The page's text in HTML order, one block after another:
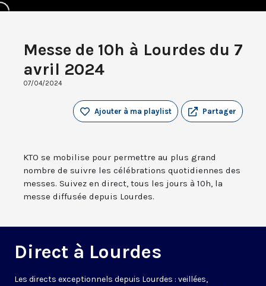
Messe de 10h à Lourdes du 7
avril 2024
07/04/2024
Partager
Ajouter à ma playlist
KTO se mobilise pour permettre au plus grand
nombre de suivre les célébrations quotidiennes des
messes. Suivez en direct, tous les jours à 10h, la
messe diffusée depuis Lourdes.
Direct à Lourdes
Les directs exceptionnels depuis Lourdes : veillées,